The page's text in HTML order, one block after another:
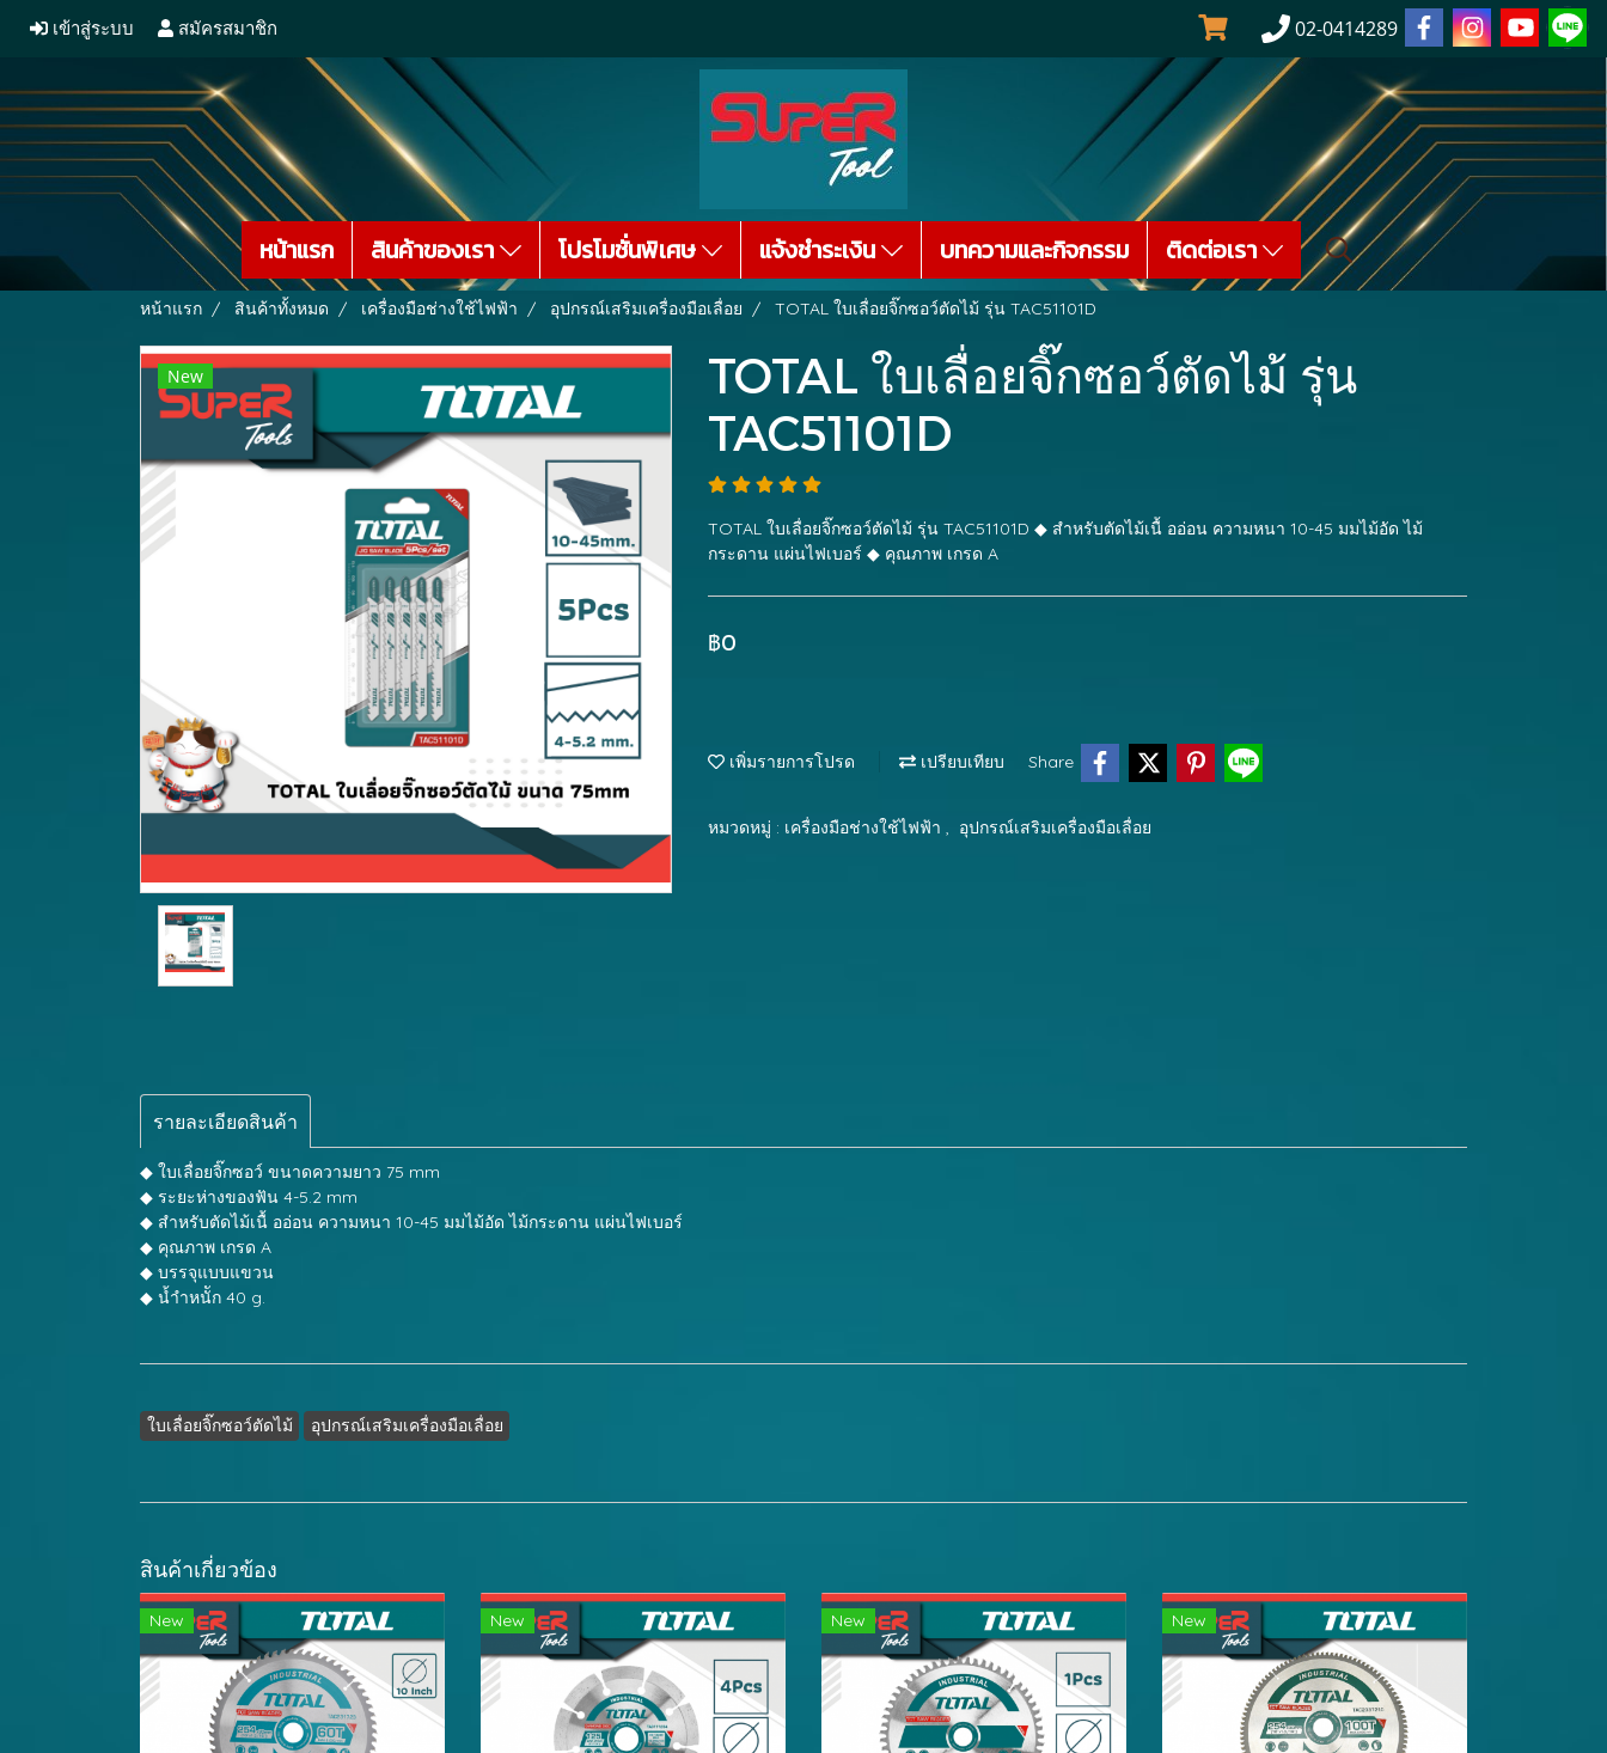
เข้าสู่ระบบ สมัครสมาชิก 02-0414289
หน้าแรก สินค้าของเรา โปรโมชั่นพิเศษ แจ้งชำระเงิน บทความและกิจกรรม ติดต่อเรา
หน้าแรก สินค้าทั้งหมด เครื่องมือช่างใช้ไฟฟ้า อุปกรณ์เสริมเครื่องมือเลื่อย TOTAL ใบเลื่อยจิ๊กซอว์ตัดไม้ รุ่น TAC51101D
New
TOTAL ใบเลื่อยจิ๊กซอว์ตัดไม้ รุ่น
TAC51101D
TOTAL ใบเลื่อยจิ๊กซอว์ตัดไม้ รุ่น TAC51101D ◆ สำหรับตัดไม้เนื้ ออ่อน ความหนา 10-45 มมไม้อัด ไม้
กระดาน แผ่นไฟเบอร์ ◆ คุณภาพ เกรด A
฿0
เพิ่มรายการโปรด เปรียบเทียบ Share
หมวดหมู่ : เครื่องมือช่างใช้ไฟฟ้า อุปกรณ์เสริมเครื่องมือเลื่อย
รายละเอียดสินค้า
◆ ใบเลื่อยจิ๊กซอว์ ขนาดความยาว 75 mm
◆ ระยะห่างของฟัน 4-5.2 mm
◆ สำหรับตัดไม้เนื้ ออ่อน ความหนา 10-45 มมไม้อัด ไม้กระดาน แผ่นไฟเบอร์
◆ คุณภาพ เกรด A
◆ บรรจุแบบแขวน
◆ น้ำำหนััก 40 g.
ใบเลื่อยจิ๊กซอว์ตัดไม้ อุปกรณ์เสริมเครื่องมือเลื่อย
สินค้าเกี่ยวข้อง
New New New New